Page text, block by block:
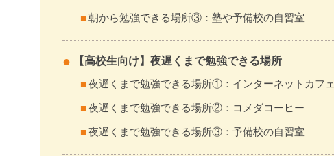
朝から勉強できる場所③：塾や予備校の自習室
【高校生向け】夜遅くまで勉強できる場所
夜遅くまで勉強できる場所①：インターネットカフェ
夜遅くまで勉強できる場所②：コメダコーヒー
夜遅くまで勉強できる場所③：予備校の自習室